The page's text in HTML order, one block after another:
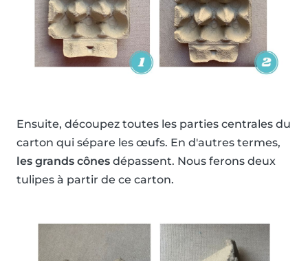
Ensuite, découpez toutes les parties centrales du
carton qui sépare les œufs. En d'autres termes,
les grands cônes dépassent. Nous ferons deux
tulipes à partir de ce carton.